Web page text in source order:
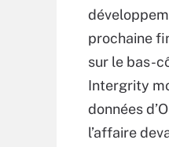
prochaine
sur le bas-
Intergrity
données
l’affaire